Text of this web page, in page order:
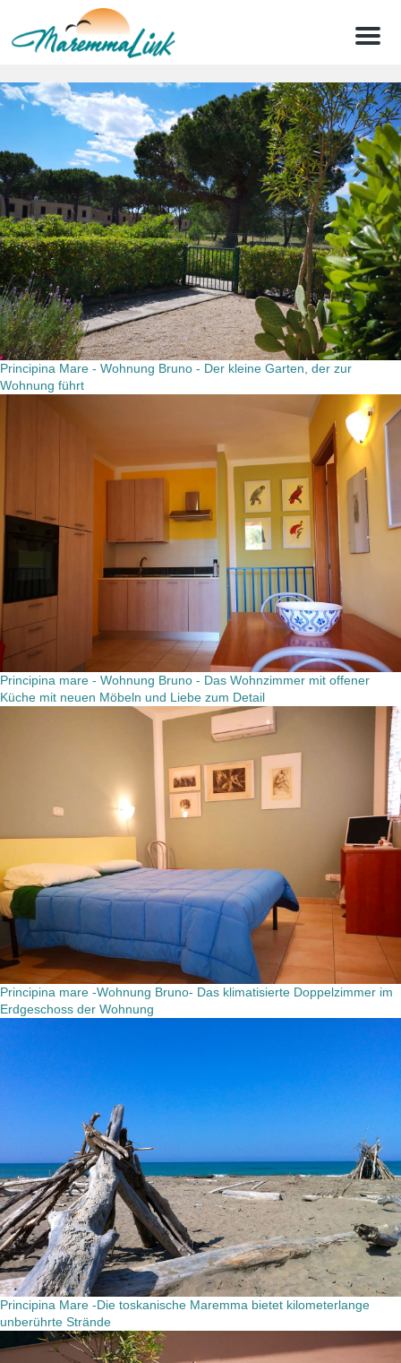
Menu
Principina Mare - Wohnung Bruno - Der kleine Garten, der zur
Wohnung führt
Principina mare - Wohnung Bruno - Das Wohnzimmer mit offener
Küche mit neuen Möbeln und Liebe zum Detail
Principina mare -Wohnung Bruno- Das klimatisierte Doppelzimmer im
Erdgeschoss der Wohnung
Principina Mare -Die toskanische Maremma bietet kilometerlange
unberührte Strände